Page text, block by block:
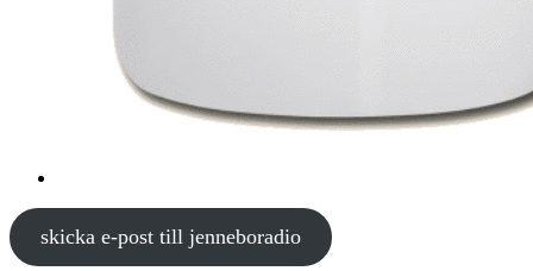
skicka e-post till jenneboradio